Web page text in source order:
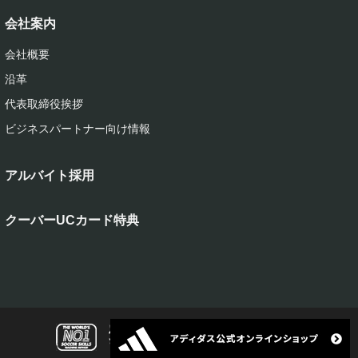
会社案内
会社概要
沿革
代表取締役挨拶
ビジネスパートナー向け情報
アルバイト採用
クーバーUCカード特典